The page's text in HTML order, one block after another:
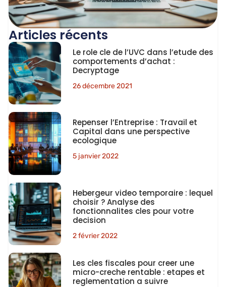
Articles récents
Le role cle de l’UVC dans l’etude des
comportements d’achat :
Decryptage
26 décembre 2021
Repenser l’Entreprise : Travail et
Capital dans une perspective
ecologique
5 janvier 2022
Hebergeur video temporaire : lequel
choisir ? Analyse des
fonctionnalites cles pour votre
decision
2 février 2022
Les cles fiscales pour creer une
micro-creche rentable : etapes et
reglementation a suivre